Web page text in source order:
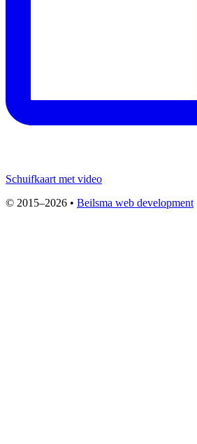
Schuifkaart met video
© 2015–2026 • Beilsma web development